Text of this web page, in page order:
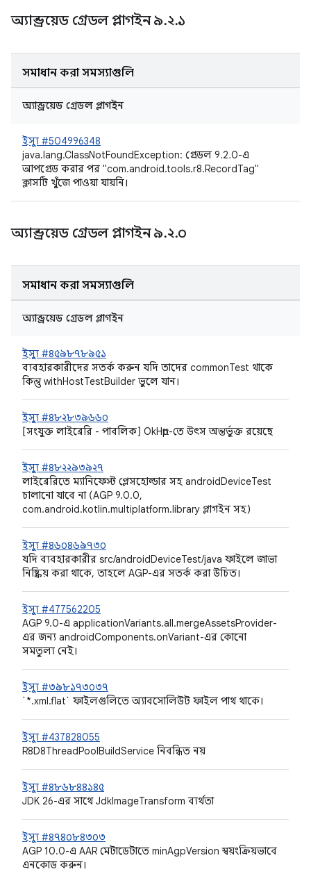
অ্যান্ড্রয়েড গ্রেডল প্লাগইন ৯.২.১
সমাধান করা সমস্যাগুলি
অ্যান্ড্রয়েড গ্রেডল প্লাগইন
ইস্যু #504996348
java.lang.ClassNotFoundException: গ্রেডল 9.2.0-এ
আপগ্রেড করার পর "com.android.tools.r8.RecordTag"
ক্লাসটি খুঁজে পাওয়া যায়নি।
অ্যান্ড্রয়েড গ্রেডল প্লাগইন ৯.২.০
সমাধান করা সমস্যাগুলি
অ্যান্ড্রয়েড গ্রেডল প্লাগইন
ইস্যু #৪৫৯৮৭৮৯৫১
ব্যবহারকারীদের সতর্ক করুন যদি তাদের commonTest থাকে
কিন্তু withHostTestBuilder ভুলে যান।
ইস্যু #৪৮২৮৩৯৬৬০
[সংযুক্ত লাইব্রেরি - পাবলিক] OkHttp-তে উৎস অন্তর্ভুক্ত রয়েছে
ইস্যু #৪৮২২৯৩৯২৭
লাইব্রেরিতে ম্যানিফেস্ট প্লেসহোল্ডার সহ androidDeviceTest
চালানো যাবে না (AGP 9.0.0,
com.android.kotlin.multiplatform.library প্লাগইন সহ)
ইস্যু #৪৬০৪৬৯৭৩০
যদি ব্যবহারকারীর src/androidDeviceTest/java ফাইলে জাভা
নিষ্ক্রিয় করা থাকে, তাহলে AGP-এর সতর্ক করা উচিত।
ইস্যু #477562205
AGP 9.0-এ applicationVariants.all.mergeAssetsProvider-
এর জন্য androidComponents.onVariant-এর কোনো
সমতুল্য নেই।
ইস্যু #৩৯৮১৭৩০৩৭
`*.xml.flat` ফাইলগুলিতে অ্যাবসোলিউট ফাইল পাথ থাকে।
ইস্যু #437828055
R8D8ThreadPoolBuildService নিবন্ধিত নয়
ইস্যু #৪৮৬৮৪৪১৪৫
JDK 26-এর সাথে JdkImageTransform ব্যর্থতা
ইস্যু #৪৭৪০৮৪৩০৩
AGP 10.0-এ AAR মেটাডেটাতে minAgpVersion স্বয়ংক্রিয়ভাবে
এনকোড করুন।